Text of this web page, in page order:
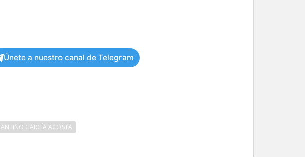
Únete a nuestro canal de Telegram
GARCÍA ACOSTA